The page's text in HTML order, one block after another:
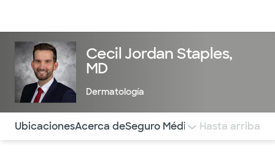
Cecil Jordan Staples,
MD
Dermatología
Utilice esta navegación para saltar rápidamente a
UbicacionesAcerca deSeguro Médico COMENTARIOS
Hasta arriba